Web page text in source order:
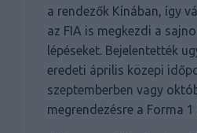
a rendezők Kínában, így
az FIA is megkezdi a
lépéseket. Bejelentették
eredeti április közepi
szeptemberben vagy
megrendezésre a Forma